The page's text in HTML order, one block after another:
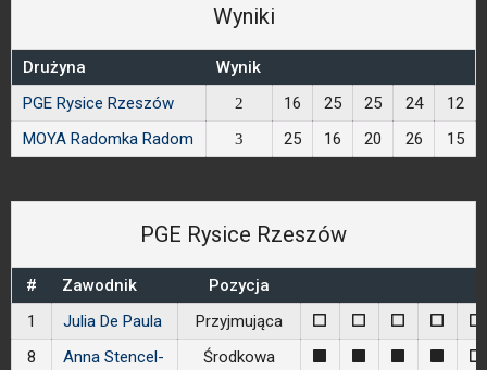
Wyniki
Drużyna
Wynik
PGE Rysice Rzeszów
2 16 25 25 24
12
MOYA Radomka Radom
3 25 16 20 26 15
PGE Rysice Rzeszów
# Zawodnik
Pozycja
1
Julia De Paula Przyjmująca 0 0 0 0 0
8
Anna Stencel-
Środkowa 0